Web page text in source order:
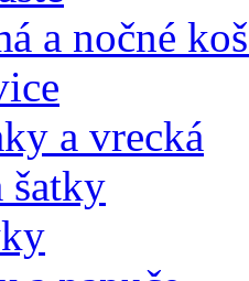
a nočné
a vrecká
šatky